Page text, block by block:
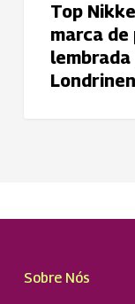
Nipo-
Londrinenses
Top
marca
Sobre Nós